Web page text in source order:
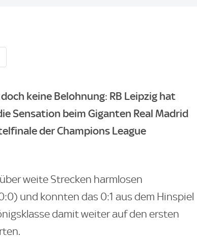
keine Belohnung: RB Leipzig hat
Sensation beim Giganten Real Madrid
der Champions League
weite Strecken harmlosen
und konnten das 0:1 aus dem Hinspiel
damit weiter auf den ersten